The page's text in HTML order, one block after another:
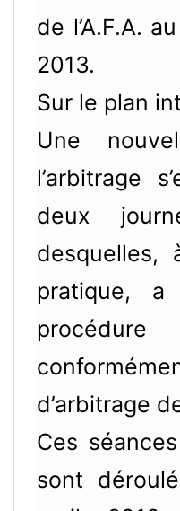
de l’A.F.A.
2013.
Sur le plan
Une
l’arbitrage
deux
desquelles,
pratique,
d’arbitrage
Ces
sont